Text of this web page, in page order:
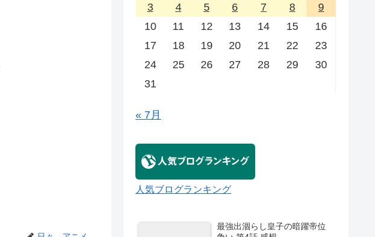
3
4 5 6 7 8
9
10
11 12 13 14 15
16
17
18 19 20 21 22
23
24
25 26 27 28 29
30
31
« 7月
人気ブログランキング
最強出涸らし皇子の暗躍帝位